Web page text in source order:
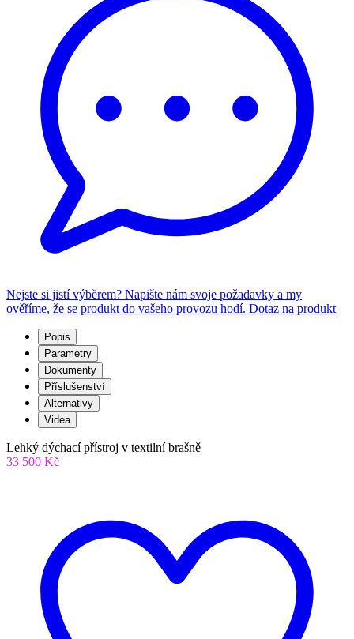
Nejste si jistí výběrem? Napište nám svoje požadavky a my
ověříme, že se produkt do vašeho provozu hodí. Dotaz na produkt
Popis
Parametry
Dokumenty
Příslušenství
Alternativy
Videa
Lehký dýchací přístroj v textilní brašně
33 500 Kč